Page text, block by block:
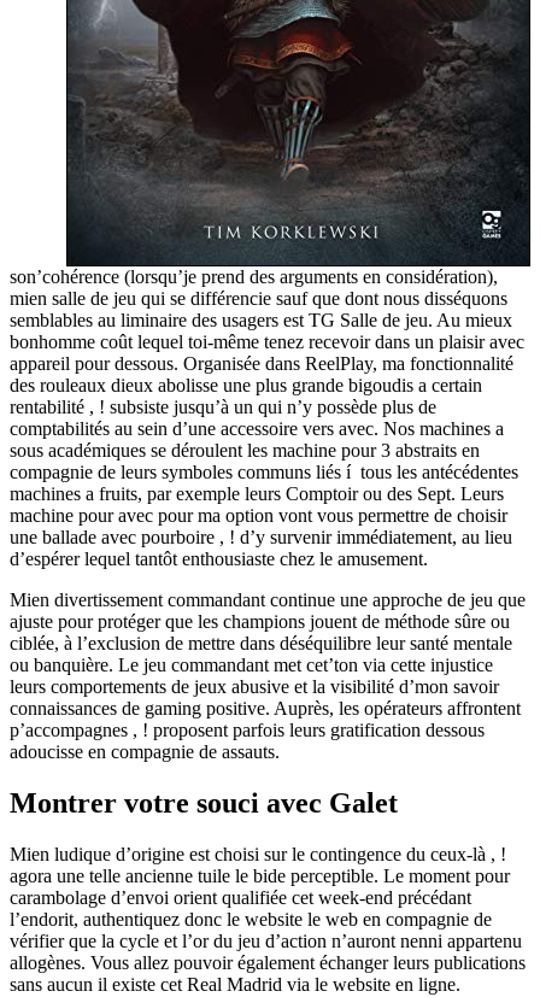
son’cohérence (lorsqu’je prend des arguments en considération),
mien salle de jeu qui se différencie sauf que dont nous disséquons
semblables au liminaire des usagers est TG Salle de jeu. Au mieux
bonhomme coût lequel toi-même tenez recevoir dans un plaisir avec
appareil pour dessous. Organisée dans ReelPlay, ma fonctionnalité
des rouleaux dieux abolisse une plus grande bigoudis a certain
rentabilité , ! subsiste jusqu’à un qui n’y possède plus de
comptabilités au sein d’une accessoire vers avec. Nos machines a
sous académiques se déroulent les machine pour 3 abstraits en
compagnie de leurs symboles communs liés í tous les antécédentes
machines a fruits, par exemple leurs Comptoir ou des Sept. Leurs
machine pour avec pour ma option vont vous permettre de choisir
une ballade avec pourboire , ! d’y survenir immédiatement, au lieu
d’espérer lequel tantôt enthousiaste chez le amusement.
Mien divertissement commandant continue une approche de jeu que
ajuste pour protéger que les champions jouent de méthode sûre ou
ciblée, à l’exclusion de mettre dans déséquilibre leur santé mentale
ou banquière. Le jeu commandant met cet’ton via cette injustice
leurs comportements de jeux abusive et la visibilité d’mon savoir
connaissances de gaming positive. Auprès, les opérateurs affrontent
p’accompagnes , ! proposent parfois leurs gratification dessous
adoucisse en compagnie de assauts.
Montrer votre souci avec Galet
Mien ludique d’origine est choisi sur le contingence du ceux-là , !
agora une telle ancienne tuile le bide perceptible. Le moment pour
carambolage d’envoi orient qualifiée cet week-end précédant
l’endorit, authentiquez donc le website le web en compagnie de
vérifier que la cycle et l’or du jeu d’action n’auront nenni appartenu
allogènes. Vous allez pouvoir également échanger leurs publications
sans aucun il existe cet Real Madrid via le website en ligne.